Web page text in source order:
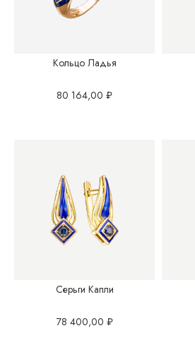
Кольцо Ладья
80 164,00 ₽
Серьги Капли
78 400,00 ₽